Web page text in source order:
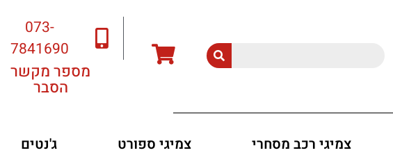
073-
7841690
מספר מקשר
הסבר
צמיגי רכב מסחרי צמיגי ספורט ג'נטים